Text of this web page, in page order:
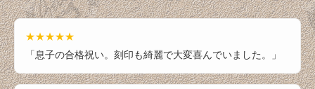
★★★★★
「息子の合格祝い。刻印も綺麗で大変喜んでいました。」